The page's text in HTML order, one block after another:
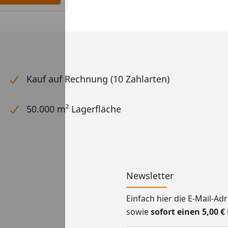
Kauf auf Rechnung (10 Zahlarten)
50.000 m² Lagerfläche
Newsletter
Einfach hier die E-Mail-
sowiesofort einen 5,00